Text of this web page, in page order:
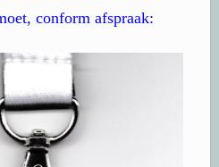
conform afspraak: